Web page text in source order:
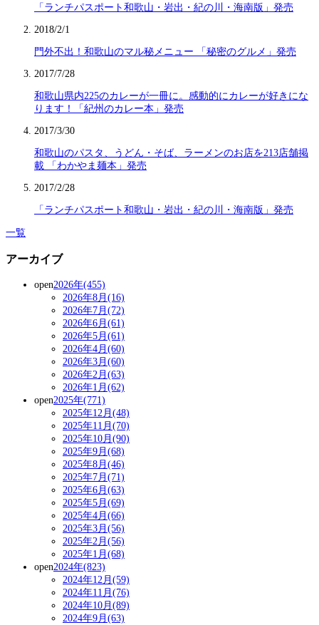
「ランチパスポート和歌山・岩出・紀の川・海南版」発売
2018/2/1
門外不出！和歌山のマル秘メニュー 「秘密のグルメ」発売
2017/7/28
和歌山県内225のカレーが一冊に。感動的にカレーが好きにな
ります！「紀州のカレー本」発売
2017/3/30
和歌山のパスタ、うどん・そば、ラーメンのお店を213店舗掲
載 「わかやま麺本」発売
2017/2/28
「ランチパスポート和歌山・岩出・紀の川・海南版」発売
一覧
アーカイブ
open2026年(455)
2026年8月(16)
2026年7月(72)
2026年6月(61)
2026年5月(61)
2026年4月(60)
2026年3月(60)
2026年2月(63)
2026年1月(62)
open2025年(771)
2025年12月(48)
2025年11月(70)
2025年10月(90)
2025年9月(68)
2025年8月(46)
2025年7月(71)
2025年6月(63)
2025年5月(69)
2025年4月(66)
2025年3月(56)
2025年2月(56)
2025年1月(68)
open2024年(823)
2024年12月(59)
2024年11月(76)
2024年10月(89)
2024年9月(63)